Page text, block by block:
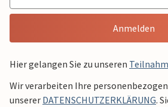
Anmelden
Hier gelangen Sie zu unseren
Wir verarbeiten Ihre
unserer DATENSCHUTZERKLÄRUNG.